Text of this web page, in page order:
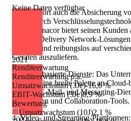
2021
Keine Daten verfügbar
Renditeerwartung
Renditeerwartung p.a.—
Umsatzwachstum (3Je)-16,6 %
EBIT-Wachstum (3Je)8,9 %
Bewertung
Umsatzwachstum (10J)2,1 %
Dazu gehört auch die Absicherung
Daten durch
CDN: Synacor bietet seinen
Content Delivery Network-
effizient und reibungslos auf
Geräten auszuliefern.
3. Cloud-basierte Dienste: Das
Kunden eine breite Palette an Cloud-
darunter E-Mail- und Messaging-
Plattformen und Collaboration-Tools.
4. Video- und Streaming-